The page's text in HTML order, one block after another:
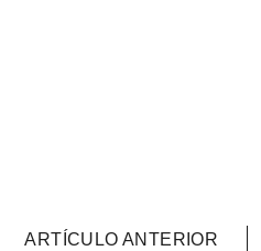
ARTÍCULO ANTERIOR